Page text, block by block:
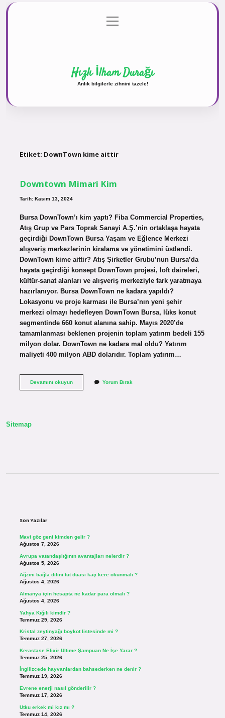
Gizlilik Politikası
menüyü
aç
Hızlı İlham Durağı
Anlık bilgilerle zihnini tazele!
Etiket: DownTown kime aittir
Downtown Mimari Kim
Tarih: Kasım 13, 2024
Bursa DownTown’ı kim yaptı? Fiba Commercial Properties,
Atış Grup ve Pars Toprak Sanayi A.Ş.’nin ortaklaşa hayata
geçirdiği DownTown Bursa Yaşam ve Eğlence Merkezi
alışveriş merkezlerinin kiralama ve yönetimini üstlendi.
DownTown kime aittir? Atış Şirketler Grubu’nun Bursa’da
hayata geçirdiği konsept DownTown projesi, loft daireleri,
kültür-sanat alanları ve alışveriş merkeziyle fark yaratmaya
hazırlanıyor. Bursa DownTown ne kadara yapıldı?
Lokasyonu ve proje karması ile Bursa’nın yeni şehir
merkezi olmayı hedefleyen DownTown Bursa, lüks konut
segmentinde 660 konut alanına sahip. Mayıs 2020’de
tamamlanması beklenen projenin toplam yatırım bedeli 155
milyon dolar. DownTown ne kadara mal oldu? Yatırım
maliyeti 400 milyon ABD dolarıdır. Toplam yatırım…
Devamını okuyunDowntown
Yorum Bırak
Sitemap
Son Yazılar
Mavi göz geni kimden gelir ?
Ağustos 7, 2026
Avrupa vatandaşlığının avantajları nelerdir ?
Ağustos 5, 2026
Ağzını bağla dilini tut duası kaç kere okunmalı ?
Ağustos 4, 2026
Almanya için hesapta ne kadar para olmalı ?
Ağustos 4, 2026
Yahya Kığılı kimdir ?
Temmuz 29, 2026
Kristal zeytinyağı boykot listesinde mi ?
Temmuz 27, 2026
Kerastase Elixir Ultime Şampuan Ne İşe Yarar ?
Temmuz 25, 2026
İngilizcede hayvanlardan bahsederken ne denir ?
Temmuz 19, 2026
Evrene enerji nasıl gönderilir ?
Temmuz 17, 2026
Utku erkek mi kız mı ?
Temmuz 14, 2026